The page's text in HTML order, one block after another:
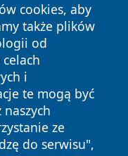
cookies, aby
także plików
od
i
te mogą być
ze
do serwisu",
prawa
Polityka